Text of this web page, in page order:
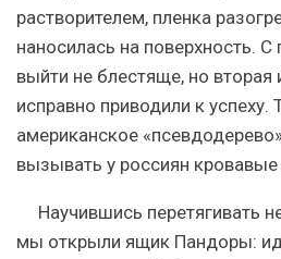
растворителем, пленка
наносилась на поверхность. С
выйти не блестяще, но вторая
исправно приводили к успеху.
американское
вызывать у россиян
Научившись перетягивать
мы открыли ящик Пандоры: